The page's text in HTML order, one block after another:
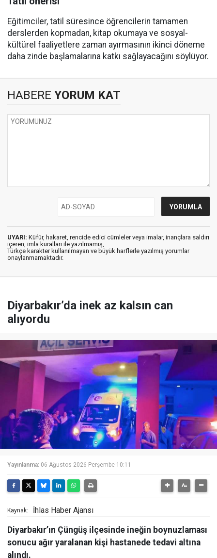
Eğitimciler, tatil süresince öğrencilerin tamamen
derslerden kopmadan, kitap okumaya ve sosyal-
kültürel faaliyetlere zaman ayırmasının ikinci döneme
daha zinde başlamalarına katkı sağlayacağını söylüyor.
HABERE YORUM KAT
UYARI: Küfür, hakaret, rencide edici cümleler veya imalar, inançlara saldırı
içeren, imla kuralları ile yazılmamış,
Türkçe karakter kullanılmayan ve büyük harflerle yazılmış yorumlar
onaylanmamaktadır.
Diyarbakır’da inek az kalsın can
alıyordu
Yayınlanma: 06 Ağustos 2026 Perşembe 10:11
Kaynak: İhlas Haber Ajansı
Diyarbakır’ın Çüngüş ilçesinde ineğin boynuzlaması
sonucu ağır yaralanan kişi hastanede tedavi altına
alındı.